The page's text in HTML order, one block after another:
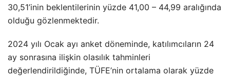
30,51’inin beklentilerinin yüzde 41,00 – 44,99 aralığında
olduğu gözlenmektedir.
2024 yılı Ocak ayı anket döneminde, katılımcıların 24
ay sonrasına ilişkin olasılık tahminleri
değerlendirildiğinde, TÜFE’nin ortalama olarak yüzde